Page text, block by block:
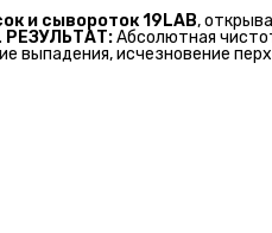
и сывороток 19LAB,
РЕЗУЛЬТАТ:Абсолютная
выпадения, исчезновение